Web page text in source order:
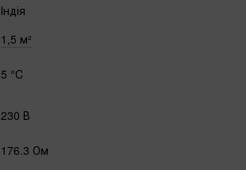
Індія
1,5 м²
5 °C
230 В
176.3 Ом